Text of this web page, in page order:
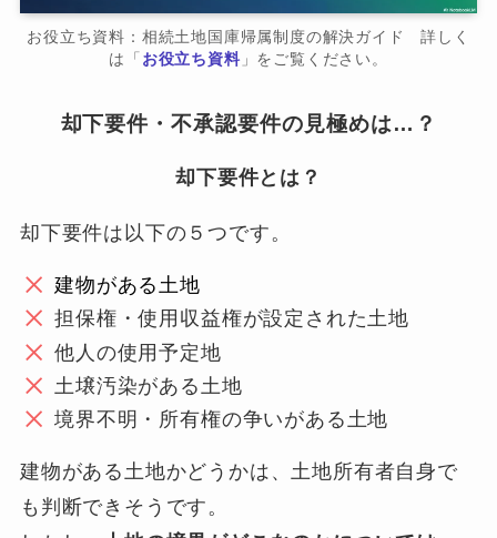
お役立ち資料：相続土地国庫帰属制度の解決ガイド 詳しく
は「 お役立ち資料」をご覧ください。
却下要件・不承認要件の見極めは…？
却下要件とは？
却下要件は以下の５つです。
建物がある土地
担保権・使用収益権が設定された土地
他人の使用予定地
土壌汚染がある土地
境界不明・所有権の争いがある土地
建物がある土地かどうかは、土地所有者自身で
も判断できそうです。